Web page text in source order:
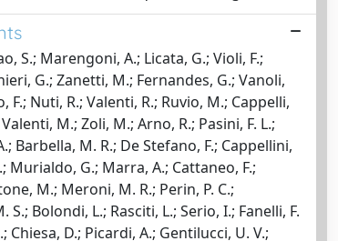
S.; Marengoni, A.; Licata, G.; Violi, F.;
G.; Zanetti, M.; Fernandes, G.; Vanoli,
Nuti, R.; Valenti, R.; Ruvio, M.; Cappelli,
M.; Zoli, M.; Arno, R.; Pasini, F. L.;
Barbella, M. R.; De Stefano, F.; Cappellini,
Murialdo, G.; Marra, A.; Cattaneo, F.;
M.; Meroni, M. R.; Perin, P. C.;
Bolondi, L.; Rasciti, L.; Serio, I.; Fanelli, F.
D.; Picardi, A.; Gentilucci, U. V.;